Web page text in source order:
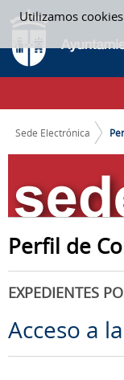
Utilizamos
Saltar al contenido
PERFIL DE
CAMINO DE MIGAS
Sede Electrónica
Perfil de
EXPEDIENTES
Acceso a